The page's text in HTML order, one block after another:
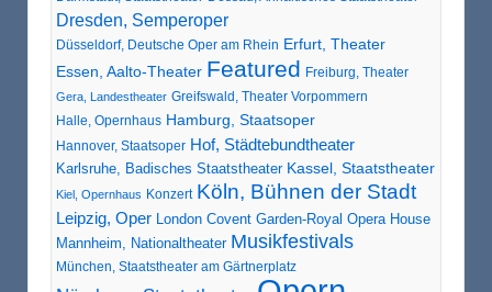
Dresden, Semperoper
Düsseldorf, Deutsche Oper am Rhein Erfurt, Theater
Essen, Aalto-Theater Featured Freiburg, Theater
Gera, Landestheater Greifswald, Theater Vorpommern
Halle, Opernhaus Hamburg, Staatsoper
Hannover, Staatsoper Hof, Städtebundtheater
Karlsruhe, Badisches Staatstheater Kassel, Staatstheater
Kiel, Opernhaus Konzert Köln, Bühnen der Stadt
Leipzig, Oper
London Covent Garden-Royal Opera House
Mannheim, Nationaltheater Musikfestivals
München, Staatstheater am Gärtnerplatz